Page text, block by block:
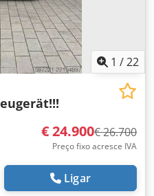
1 /22
€ 24.900€ 26.700
Preço fixo acresce IVA
Ligar